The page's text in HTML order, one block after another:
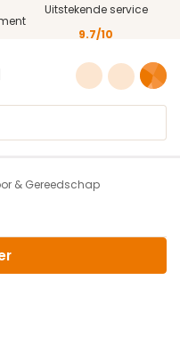
Uitstekende service
9.7/10
& Gereedschap